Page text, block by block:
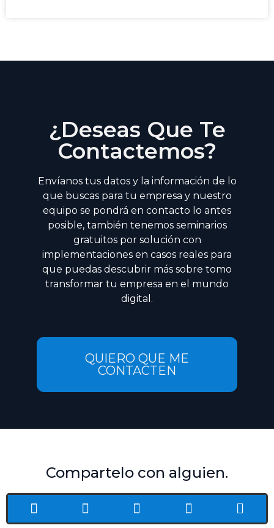
¿Deseas Que Te
Contactemos?
Envíanos tus datos y la información de lo
que buscas para tu empresa y nuestro
equipo se pondrá en contacto lo antes
posible, también tenemos seminarios
gratuitos por solución con
implementaciones en casos reales para
que puedas descubrir más sobre tomo
transformar tu empresa en el mundo
digital.
QUIERO QUE ME
CONTACTEN
Compartelo con alguien.